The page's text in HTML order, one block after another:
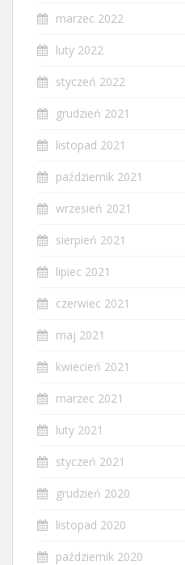
marzec 2022
luty 2022
styczeń 2022
grudzień 2021
listopad 2021
październik 2021
wrzesień 2021
sierpień 2021
lipiec 2021
czerwiec 2021
maj 2021
kwiecień 2021
marzec 2021
luty 2021
styczeń 2021
grudzień 2020
listopad 2020
październik 2020